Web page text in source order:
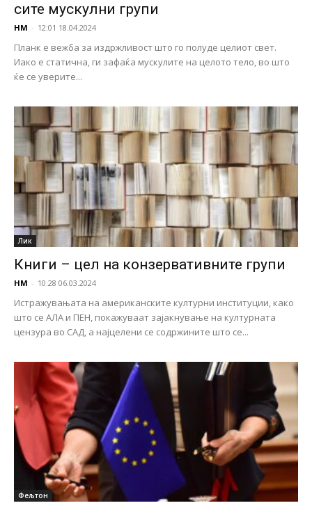
сите мускулни групи
НМ - 12:01 18.04.2024
Планк е вежба за издржливост што го полуде целиот свет.
Иако е статична, ги зафаќа мускулите на целото тело, во што
ќе се уверите...
Лик
Книги – цел на конзервативните групи
НМ - 10:28 06.03.2024
Истражувањата на американските културни институции, како
што се АЛА и ПЕН, покажуваат зајакнување на културната
цензура во САД, а најцелени се содржините што се...
Фељтон